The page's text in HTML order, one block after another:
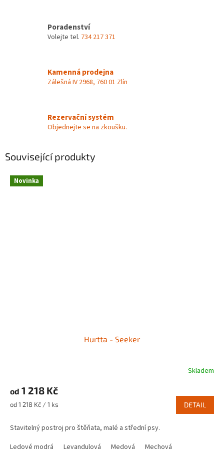
Poradenství
Volejte tel. 734 217 371
Kamenná prodejna
Zálešná IV 2968, 760 01 Zlín
Rezervační systém
Objednejte se na zkoušku.
Související produkty
Novinka
Hurtta - Seeker
Skladem
od 1 218 Kč
Měrná
od 1 218 Kč / 1 ks DETAIL
Stavitelný postroj pro štěňata, malé a střední psy.
Ledové modrá
Levandulová Medová Mechová